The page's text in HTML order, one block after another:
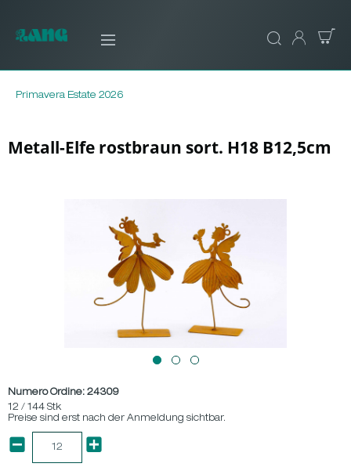
Primavera Estate 2026
Metall-Elfe rostbraun sort. H18 B12,5cm
Numero Ordine: 24309
12 / 144 Stk
Preise sind erst nach der Anmeldung sichtbar.